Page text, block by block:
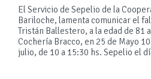
El Servicio de Sepelio de la
Bariloche, lamenta comunicar el
Tristán Ballestero, a la edad de 81
Cochería Bracco, en 25 de Mayo
julio, de 10 a 15:30 hs. Sepelio el